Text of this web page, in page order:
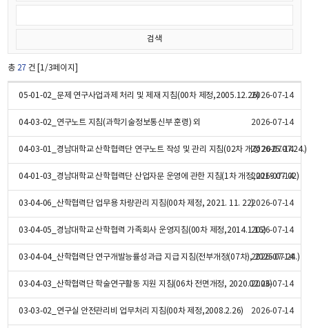
총 27 건 [1/3페이지]
05-01-02_문제 연구사업과제 처리 및 제재 지침(00차 제정,2005.12.26)2026-07-14
04-03-02_연구노트 지침(과학기술정보통신부 훈령) 외 2026-07-14
04-03-01_경남대학교 산학협력단 연구노트 작성 및 관리 지침(02차 개정 2025.07.24.)
2026-07-14
04-01-03_경남대학교 산학협력단 산업자문 운영에 관한 지침(1차 개정,2019.07.02)
2026-07-14
03-04-06_산학협력단 업무용 차량관리 지침(00차 제정, 2021. 11. 22)2026-07-14
03-04-05_경남대학교 산학협력 가족회사 운영지침(00차 제정,2014.1.16)2026-07-14
03-04-04_산학협력단 연구개발능률성과급 지급 지침(전부개정(07차), 2025.07.24.)
2026-07-14
03-04-03_산학협력단 학술연구활동 지원 지침(06차 전면개정, 2020.02.03)2026-07-14
03-03-02_연구실 안전관리비 업무처리 지침(00차 제정,2008.2.26) 2026-07-14